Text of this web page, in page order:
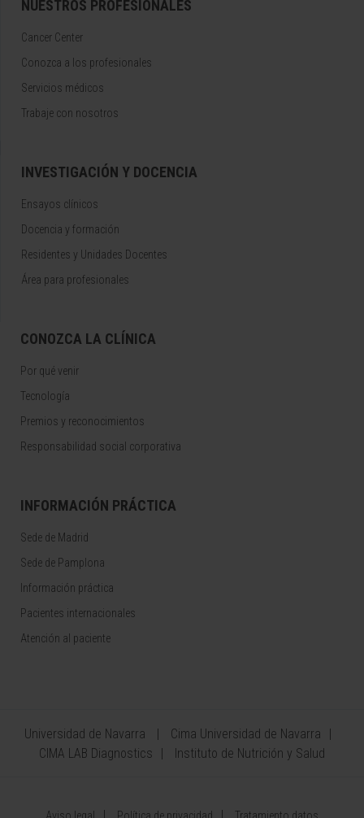
NUESTROS PROFESIONALES
Cancer Center
Conozca a los profesionales
Servicios médicos
Trabaje con nosotros
INVESTIGACIÓN Y DOCENCIA
Ensayos clínicos
Docencia y formación
Residentes y Unidades Docentes
Área para profesionales
CONOZCA LA CLÍNICA
Por qué venir
Tecnología
Premios y reconocimientos
Responsabilidad social corporativa
INFORMACIÓN PRÁCTICA
Sede de Madrid
Sede de Pamplona
Información práctica
Pacientes internacionales
Atención al paciente
Universidad de Navarra
Cima Universidad de Navarra
CIMA LAB Diagnostics
Instituto de Nutrición y Salud
Aviso legal Política de privacidad Tratamiento datos